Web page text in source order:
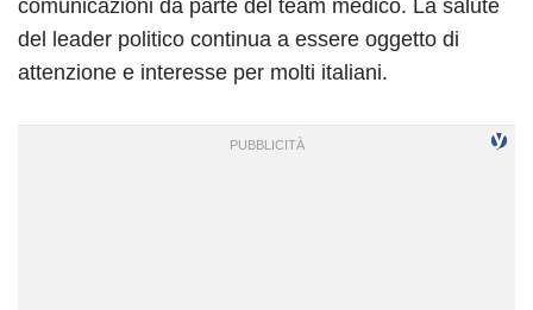
comunicazioni da parte del team medico. La salute
del leader politico continua a essere oggetto di
attenzione e interesse per molti italiani.